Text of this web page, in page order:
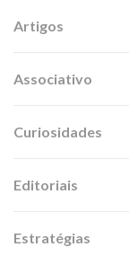
Artigos
Associativo
Curiosidades
Editoriais
Estratégias